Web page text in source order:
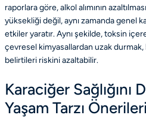
raporlara göre, alkol alımının
yüksekliği değil, aynı zamanda genel
etkiler yaratır. Aynı şekilde, toksin
çevresel kimyasallardan uzak
belirtileri riskini azaltabilir.
Karaciğer Sağlığını
Yaşam Tarzı Önerileri